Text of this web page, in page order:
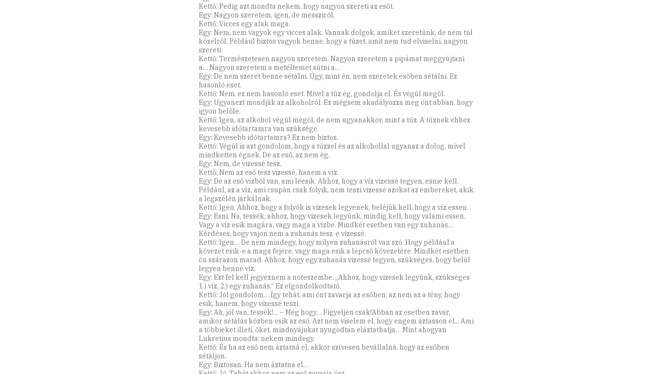
Kettő: Pedig azt mondta nekem, hogy nagyon szereti az esőt.
Egy: Nagyon szeretem, igen, de messziről.
Kettő: Vicces egy alak maga.
Egy: Nem, nem vagyok egy vicces alak. Vannak dolgok, amiket szeretünk, de nem túl
közelről. Például biztos vagyok benne, hogy a tüzet, amit nem tud elviselni, nagyon
szereti.
Kettő: Természetesen nagyon szeretem. Nagyon szeretem a pipámat meggyújtani
a… Nagyon szeretem a metéltemet sütni a…
Egy: De nem szeret benne sétálni. Úgy, mint én, nem szeretek esőben sétálni. Ez
hasonló eset.
Kettő: Nem, ez nem hasonló eset. Mivel a tűz ég, gondolja el. És végül megöl.
Egy: Ugyanezt mondják az alkoholról. Ez mégsem akadályozza meg önt abban, hogy
igyon belőle.
Kettő: Igen, az alkohol végül megöl, de nem ugyanakkor, mint a tűz. A tűznek ehhez
kevesebb időtartamra van szüksége.
Egy: Kevesebb időtartamra? Ez nem biztos.
Kettő: Végül is azt gondolom, hogy a tűzzel és az alkohollal ugyanaz a dolog, mivel
mindketten égnek. De az eső, az nem ég.
Egy: Nem, de vizessé tesz.
Kettő: Nem az eső tesz vizessé, hanem a víz.
Egy: De az eső vízből van, ami leesik. Ahhoz, hogy a víz vizessé tegyen, esnie kell.
Például, az a víz, ami csupán csak folyik, nem teszi vizessé azokat az embereket, akik
a legszélén járkálnak.
Kettő: Igen. Ahhoz, hogy a folyók is vizesek legyenek, beléjük kell, hogy a víz essen.
Egy: Esni. Na, tessék, ahhoz, hogy vizesek legyünk, mindig kell, hogy valami essen.
Vagy a víz esik magára, vagy maga a vízbe. Mindkét esetben van egy zuhanás…
Kérdéses, hogy vajon nem a zuhanás tesz-e vizessé.
Kettő: Igen… De nem mindegy, hogy milyen zuhanásról van szó. Hogy például a
kövezet esik-e a maga fejére, vagy maga esik a lépcső kövezetére. Mindkét esetben
ön szárazon marad. Ahhoz, hogy egy zuhanás vizessé tegyen, szükséges, hogy belül
legyen benne víz.
Egy: Ezt fel kell jegyeznem a noteszembe. „Ahhoz, hogy vizesek legyünk, szükséges
1.) víz, 2.) egy zuhanás.” Ez elgondolkodtató.
Kettő: Jól gondolom… Így tehát, ami önt zavarja az esőben, az nem az a tény, hogy
esik, hanem, hogy vizessé teszi.
Egy: Ah, jól van, tessék!… – Még hogy… Figyeljen csak!Abban az esetben zavar,
amikor sétálás közben esik az eső. Azt nem viselem el, hogy engem áztasson el... Ami
a többieket illeti, őket, mindnyájukat nyugodtan eláztathatja… Mint ahogyan
Lukretius mondta: nekem mindegy.
Kettő: És ha az eső nem áztatná el, akkor szívesen bevállalná, hogy az esőben
sétáljon.
Egy: Biztosan. Ha nem áztatna el…